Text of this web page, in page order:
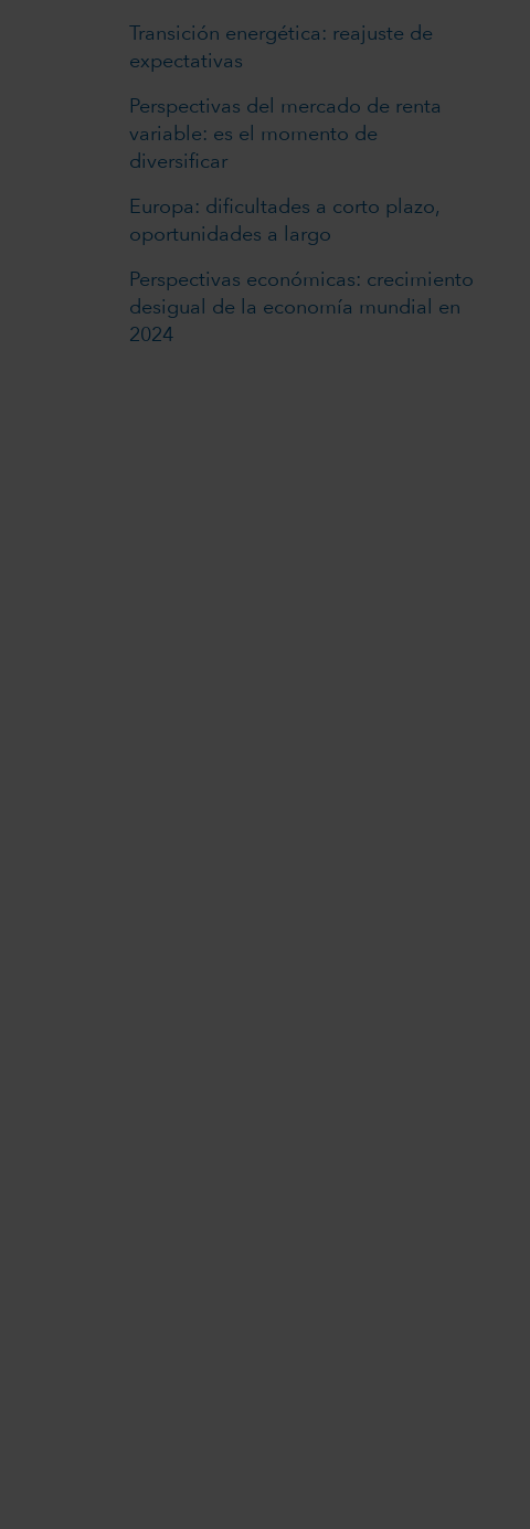
Transición energética: reajuste de
expectativas
Perspectivas del mercado de renta
variable: es el momento de
diversificar
Europa: dificultades a corto plazo,
oportunidades a largo
Perspectivas económicas: crecimiento
desigual de la economía mundial en
2024